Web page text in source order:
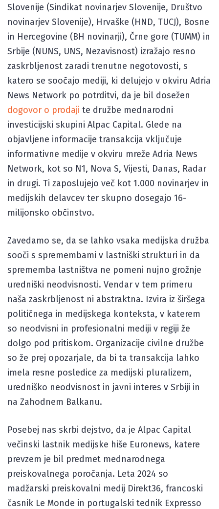
Slovenije (Sindikat novinarjev Slovenije, Društvo
novinarjev Slovenije), Hrvaške (HND, TUCJ), Bosne
in Hercegovine (BH novinarji), Črne gore (TUMM) in
Srbije (NUNS, UNS, Nezavisnost) izražajo resno
zaskrbljenost zaradi trenutne negotovosti, s
katero se soočajo mediji, ki delujejo v okviru Adria
News Network po potrditvi, da je bil dosežen
dogovor o prodaji te družbe mednarodni
investicijski skupini Alpac Capital. Glede na
objavljene informacije transakcija vključuje
informativne medije v okviru mreže Adria News
Network, kot so N1, Nova S, Vijesti, Danas, Radar
in drugi. Ti zaposlujejo več kot 1.000 novinarjev in
medijskih delavcev ter skupno dosegajo 16-
milijonsko občinstvo.
Zavedamo se, da se lahko vsaka medijska družba
sooči s spremembami v lastniški strukturi in da
sprememba lastništva ne pomeni nujno grožnje
uredniški neodvisnosti. Vendar v tem primeru
naša zaskrbljenost ni abstraktna. Izvira iz širšega
političnega in medijskega konteksta, v katerem
so neodvisni in profesionalni mediji v regiji že
dolgo pod pritiskom. Organizacije civilne družbe
so že prej opozarjale, da bi ta transakcija lahko
imela resne posledice za medijski pluralizem,
uredniško neodvisnost in javni interes v Srbiji in
na Zahodnem Balkanu.
Posebej nas skrbi dejstvo, da je Alpac Capital
večinski lastnik medijske hiše Euronews, katere
prevzem je bil predmet mednarodnega
preiskovalnega poročanja. Leta 2024 so
madžarski preiskovalni medij Direkt36, francoski
časnik Le Monde in portugalski tednik Expresso